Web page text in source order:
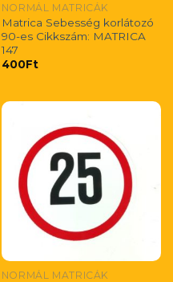
NORMÁL MATRICÁK
Matrica Sebesség korlátozó
90-es Cikkszám: MATRICA
147
400Ft
NORMÁL MATRICÁK